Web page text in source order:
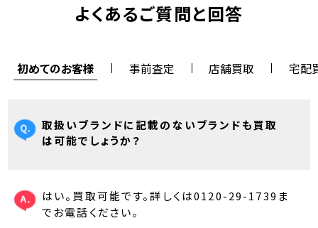
よくあるご質問と回答
初めてのお客様 事前査定 店舗買取 宅配
取扱いブランドに記載のないブランドも買取
は可能でしょうか？
はい。買取可能です。詳しくは0120-29-1739ま
でお電話ください。